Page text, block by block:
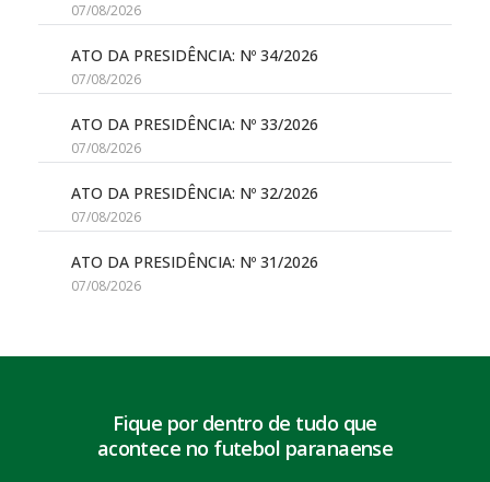
07/08/2026
ATO DA PRESIDÊNCIA: Nº 34/2026
07/08/2026
ATO DA PRESIDÊNCIA: Nº 33/2026
07/08/2026
ATO DA PRESIDÊNCIA: Nº 32/2026
07/08/2026
ATO DA PRESIDÊNCIA: Nº 31/2026
07/08/2026
Fique por dentro de tudo que
acontece no futebol paranaense